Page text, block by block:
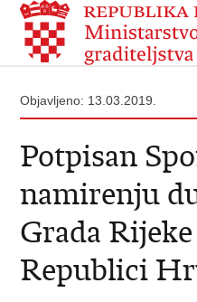
Objavljeno: 13.03.2019.
Potpisan
namirenju
Grada
Republici